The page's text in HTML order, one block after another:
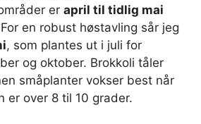
er april til tidlig mai
en robust høstavling sår jeg
, som plantes ut i juli for
og oktober. Brokkoli tåler
småplanter vokser best når
er over 8 til 10 grader.